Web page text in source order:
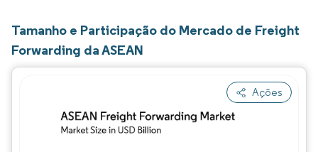
Tamanho e Participação do Mercado de Freight
Forwarding da ASEAN
Ações